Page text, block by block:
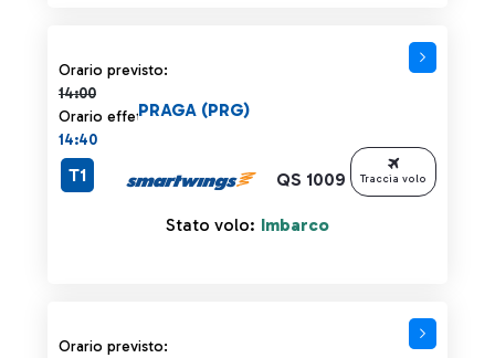
Orario previsto:
14:00
Orario previsto 14:00 barrato
Orario effettivo:
14:40
QS 1009
PRAGA (PRG)
T1
Stato volo: Imbarco
Traccia volo
Orario previsto:
Orario previsto 14:00 barrato